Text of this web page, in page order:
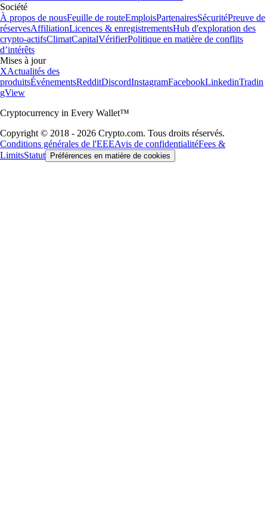
Société
À propos de nousFeuille de routeEmploisPartenairesSécuritéPreuve de
réservesAffiliationLicences & enregistrementsHub d'exploration des
crypto-actifsClimatCapitalVérifierPolitique en matière de conflits
d’intérêts
Mises à jour
XActualités des
produitsÉvénementsRedditDiscordInstagramFacebookLinkedinTradin
gView
Cryptocurrency in Every Wallet™
Copyright © 2018 - 2026 Crypto.com. Tous droits réservés.
Conditions générales de l'EEEAvis de confidentialitéFees &
LimitsStatut Préférences en matière de cookies